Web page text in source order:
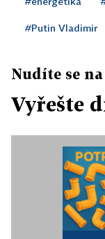
#Putin Vladimir
Nudíte se
Vyřešte